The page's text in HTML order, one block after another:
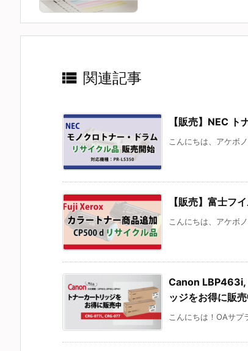
 関連記事
【販売】NEC
こんにちは、アケボ
【販売】富士フ
こんにちは、アケボ
Canon LBP463i,
ッジをお得に販売
こんにちは！OAサプ